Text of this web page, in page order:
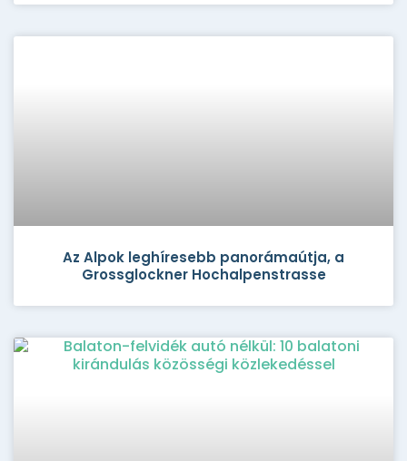
Az Alpok leghíresebb panorámaútja, a
Grossglockner Hochalpenstrasse